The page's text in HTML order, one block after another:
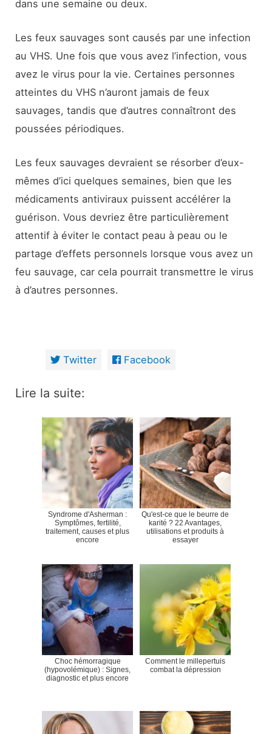
dans une semaine ou deux.
Les feux sauvages sont causés par une infection
au VHS. Une fois que vous avez l’infection, vous
avez le virus pour la vie. Certaines personnes
atteintes du VHS n’auront jamais de feux
sauvages, tandis que d’autres connaîtront des
poussées périodiques.
Les feux sauvages devraient se résorber d’eux-
mêmes d’ici quelques semaines, bien que les
médicaments antiviraux puissent accélérer la
guérison. Vous devriez être particulièrement
attentif à éviter le contact peau à peau ou le
partage d’effets personnels lorsque vous avez un
feu sauvage, car cela pourrait transmettre le virus
à d’autres personnes.
Twitter Facebook
Lire la suite:
Syndrome d'Asherman :
Symptômes, fertilité,
traitement, causes et plus
encore
Qu'est-ce que le beurre de
karité ? 22 Avantages,
utilisations et produits à
essayer
Choc hémorragique
(hypovolémique) : Signes,
diagnostic et plus encore
Comment le millepertuis
combat la dépression